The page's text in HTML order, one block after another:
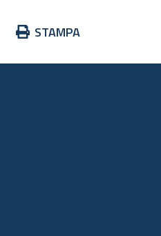
Azioni
documento
STAMPA